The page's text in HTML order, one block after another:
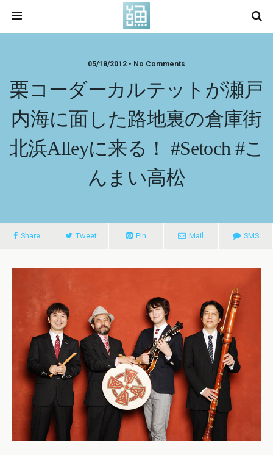
05/18/2012 • No Comments
栗コーダーカルテットが瀬戸
内海に面した路地裏の倉庫街
北浜alleyに来る！ #setoch #こ
んまい高松
Share Tweet Pin Mail SMS